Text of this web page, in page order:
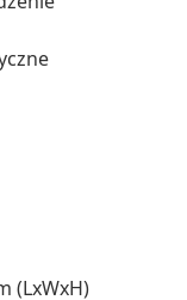
(LxWxH)